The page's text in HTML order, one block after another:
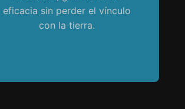
eficacia sin perder el vínculo
con la tierra.